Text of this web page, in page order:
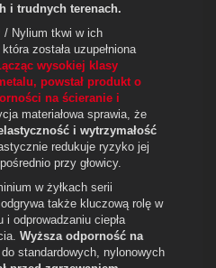
i trudnych terenach.
/ Nylium tkwi w ich
została uzupełniona
wysokiej klasy
powstał produkt o
na ścieranie i
materiałowa sprawia, że
i wytrzymałość
redukuje ryzyko jej
przy głowicy.
w żyłkach serii
także kluczową rolę w
odprowadzaniu ciepła
Wyższa odporność na
standardowych, nylonowych